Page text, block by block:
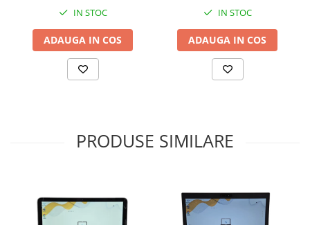
IN STOC
ADAUGA IN COS
IN STOC
ADAUGA IN COS
PRODUSE SIMILARE